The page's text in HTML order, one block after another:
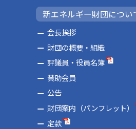
新エネルギー財団につい
会長挨拶
財団の概要・組織
評議員・役員名簿
賛助会員
公告
財団案内（パンフレット）
定款